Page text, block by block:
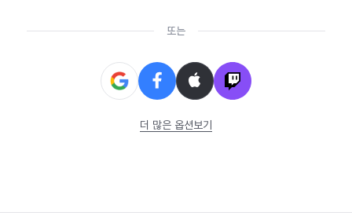
또는
더 많은 옵션보기